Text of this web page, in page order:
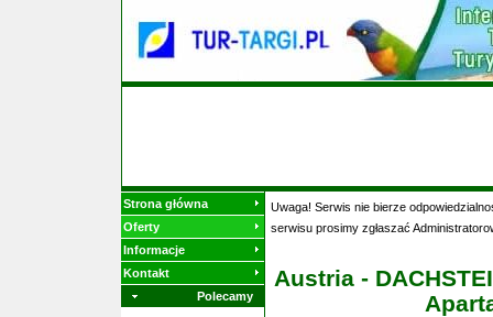
Strona główna
Oferty
Informacje
Kontakt
Polecamy
Uwaga! Serwis nie bierze
serwisu prosimy zgłaszać
Austria -